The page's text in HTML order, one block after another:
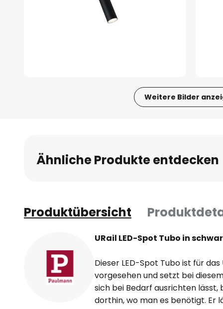
Weitere Bilder
Bildgalerie
springen
Ähnliche Produkte entdecken
Produktübersicht
URail LED-Spot Tubo in
Dieser LED-Spot Tubo ist für
vorgesehen und setzt bei
sich bei Bedarf ausrichten lässt,
dorthin, wo man es benötigt. Er